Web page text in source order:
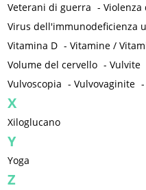
Veterani di guerra -Violenza
Virus dell'immunodeficienza
Vitamina D -Vitamine /
Volume del cervello -Vulvite
Vulvoscopia -Vulvovaginite
X
Xiloglucano
Y
Yoga
Z